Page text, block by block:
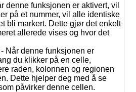
denne funksjonen er aktivert, vil
på et nummer, vil alle identiske
bli markert. Dette gjør det enkelt
allerede vises og hvor det
Når denne funksjonen er
du klikker på en celle,
raden, kolonnen og regionen
Dette hjelper deg med å se
påvirker denne cellen.